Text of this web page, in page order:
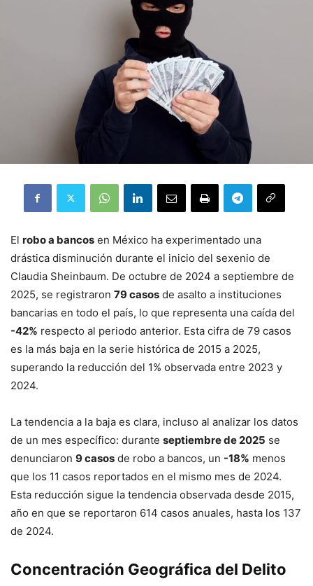
El robo a bancos en México ha experimentado una
drástica disminución durante el inicio del sexenio de
Claudia Sheinbaum. De octubre de 2024 a septiembre de
2025, se registraron 79 casos de asalto a instituciones
bancarias en todo el país, lo que representa una caída del
-42% respecto al periodo anterior. Esta cifra de 79 casos
es la más baja en la serie histórica de 2015 a 2025,
superando la reducción del 1% observada entre 2023 y
2024.
La tendencia a la baja es clara, incluso al analizar los datos
de un mes específico: durante septiembre de 2025 se
denunciaron 9 casos de robo a bancos, un -18% menos
que los 11 casos reportados en el mismo mes de 2024.
Esta reducción sigue la tendencia observada desde 2015,
año en que se reportaron 614 casos anuales, hasta los 137
de 2024.
Concentración Geográfica del Delito